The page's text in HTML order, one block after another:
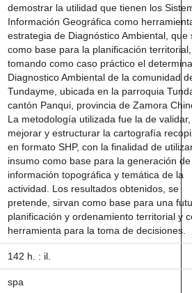
demostrar la utilidad que tienen los
Información Geográfica como
estrategia de Diagnóstico Ambiental, que
como base para la planificación territorial,
tomando como caso práctico el
Diagnostico Ambiental de la comunidad
Tundayme, ubicada en la parroquia
cantón Panqui, provincia de Zamora
La metodología utilizada fue la de validar,
mejorar y estructurar la cartografía
en formato SHP, con la finalidad de
insumo como base para la generación
información topográfica y temática de la
actividad. Los resultados obtenidos, se
pretende, sirvan como base para una
planificación y ordenamiento territorial y
herramienta para la toma de decisiones.
142 h. : il.
spa